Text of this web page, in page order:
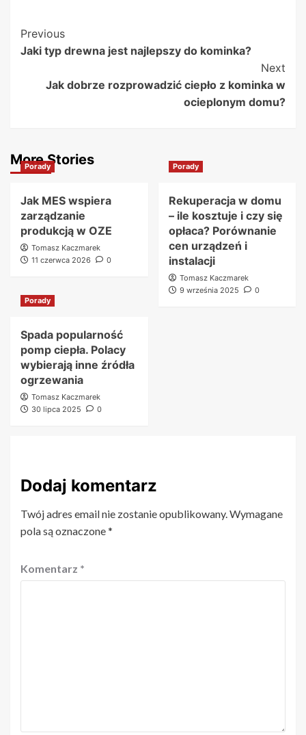
Post
Navigation
Previous
Jaki typ drewna jest najlepszy do kominka?
Next
Jak dobrze rozprowadzić ciepło z kominka w
ocieplonym domu?
More Stories
Porady
Jak MES wspiera
zarządzanie
produkcją w OZE
Tomasz Kaczmarek
11 czerwca 2026
0
Porady
Rekuperacja w domu
– ile kosztuje i czy się
opłaca? Porównanie
cen urządzeń i
instalacji
Tomasz Kaczmarek
9 września 2025
0
Porady
Spada popularność
pomp ciepła. Polacy
wybierają inne źródła
ogrzewania
Tomasz Kaczmarek
30 lipca 2025
0
Dodaj komentarz
Twój adres email nie zostanie opublikowany. Wymagane
pola są oznaczone*
Komentarz *